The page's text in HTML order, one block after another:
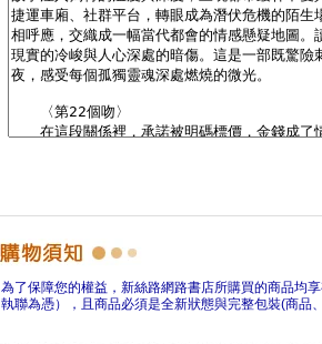
為了保障您的權益，新絲路網路書店所購買的商品均
執聯為憑），且商品必須是全新狀態與完整包裝(商品